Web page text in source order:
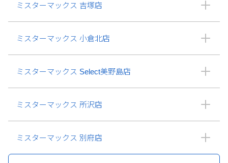
ミスターマックス 吉塚店
ミスターマックス 小倉北店
ミスターマックス Select美野島店
ミスターマックス 所沢店
ミスターマックス 別府店